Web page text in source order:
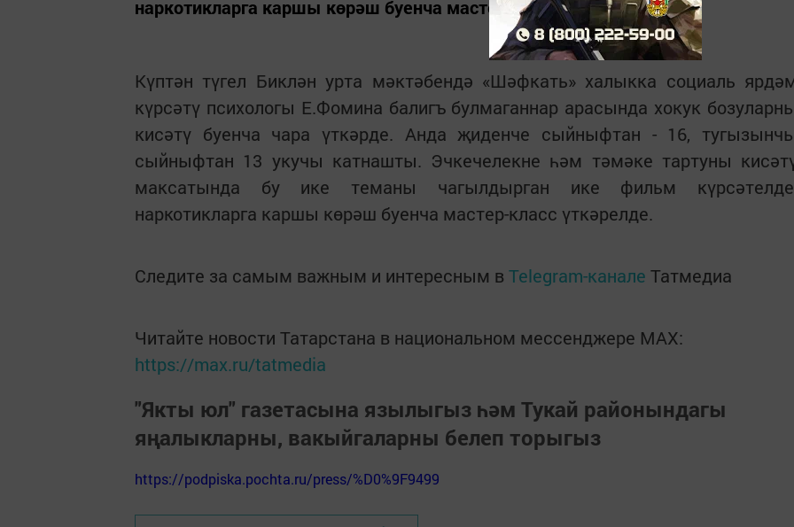
наркотикларга каршы көрәш буенча мастер-класс үткәрелде.
Күптән түгел Биклән урта мәктәбендә «Шәфкать» халыкка социаль
күрсәтү психологы Е.Фомина балигъ булмаганнар арасында хокук
кисәтү буенча чара үткәрде. Анда җиденче сыйныфтан - 16,
сыйныфтан 13 укучы катнашты. Эчкечелекне һәм тәмәке тартуны
максатында бу ике теманы чагылдырган ике фильм
наркотикларга каршы көрәш буенча мастер-класс үткәрелде.
Следите за самым важным и интересным в Telegram-канале Татмедиа
Читайте новости Татарстана в национальном мессенджере MАХ:
https://max.ru/tatmedia
"Якты юл" газетасына язылыгыз һәм Тукай районындагы
яңалыкларны, вакыйгаларны белеп торыгыз
https://podpiska.pochta.ru/press/%D0%9F9499